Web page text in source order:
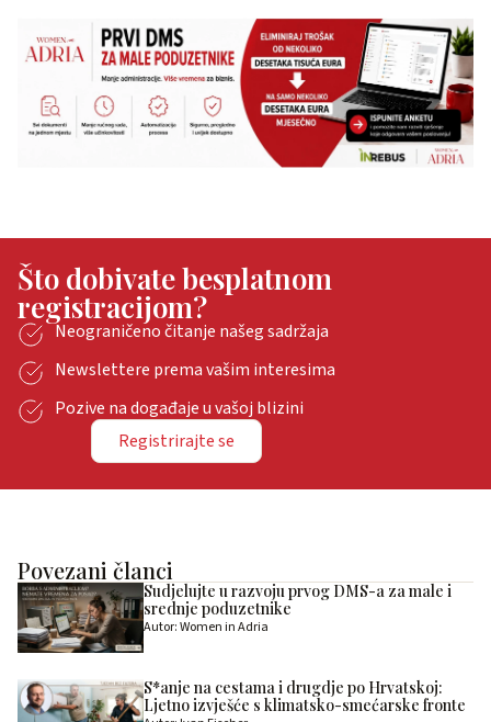
Što dobivate besplatnom
registracijom?
Neograničeno čitanje našeg sadržaja
Newslettere prema vašim interesima
Pozive na događaje u vašoj blizini
Registrirajte se
Povezani članci
Sudjelujte u razvoju prvog DMS-a za male i
srednje poduzetnike
Autor: Women in Adria
S*anje na cestama i drugdje po Hrvatskoj:
Ljetno izvješće s klimatsko-smećarske fronte